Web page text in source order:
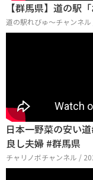
【群馬県】道の駅「
道の駅れびゅ〜チャンネ
日本一野菜の安い
良し夫婦 #群馬県
チャリノボチャンネル /